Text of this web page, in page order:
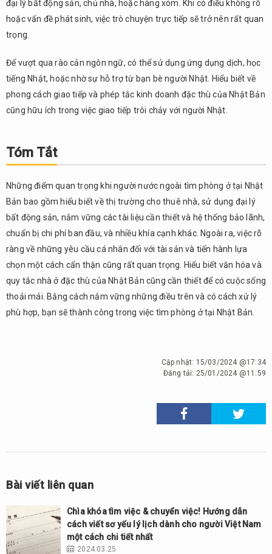
đại lý bất động sản, chủ nhà, hoặc hàng xóm. Khi có điều không rõ
hoặc vấn đề phát sinh, việc trò chuyện trực tiếp sẽ trở nên rất quan
trọng.
Để vượt qua rào cản ngôn ngữ, có thể sử dụng ứng dụng dịch, học
tiếng Nhật, hoặc nhờ sự hỗ trợ từ bạn bè người Nhật. Hiểu biết về
phong cách giao tiếp và phép tắc kinh doanh đặc thù của Nhật Bản
cũng hữu ích trong việc giao tiếp trôi chảy với người Nhật.
Tóm Tắt
Những điểm quan trọng khi người nước ngoài tìm phòng ở tại Nhật
Bản bao gồm hiểu biết về thị trường cho thuê nhà, sử dụng đại lý
bất động sản, nắm vững các tài liệu cần thiết và hệ thống bảo lãnh,
chuẩn bị chi phí ban đầu, và nhiều khía cạnh khác. Ngoài ra, việc rõ
ràng về những yêu cầu cá nhân đối với tài sản và tiến hành lựa
chọn một cách cẩn thận cũng rất quan trọng. Hiểu biết văn hóa và
quy tắc nhà ở đặc thù của Nhật Bản cũng cần thiết để có cuộc sống
thoải mái. Bằng cách nắm vững những điều trên và có cách xử lý
phù hợp, bạn sẽ thành công trong việc tìm phòng ở tại Nhật Bản.
Cập nhật: 15/03/2024 @17:34
Đăng tải: 25/01/2024 @11:59
Bài viết liên quan
Chìa khóa tìm việc & chuyển việc! Hướng dẫn
cách viết sơ yếu lý lịch dành cho người Việt Nam
một cách chi tiết nhất
2024.03.25